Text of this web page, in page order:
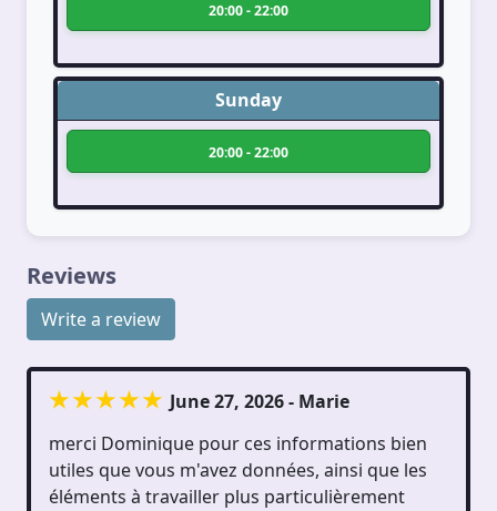
20:00 - 22:00
Sunday
20:00 - 22:00
Reviews
Write a review
June 27, 2026 - Marie
merci Dominique pour ces informations bien
utiles que vous m'avez données, ainsi que les
éléments à travailler plus particulièrement